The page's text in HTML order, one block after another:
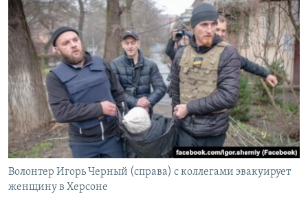
Волонтер Игорь Черный (справа) с коллегами эвакуирует
женщину в Херсоне